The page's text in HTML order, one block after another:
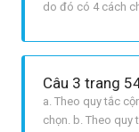
do đó có 4 cách
tắc nhân, ta có
a. Theo quy tắc
chọn. b. Theo quy